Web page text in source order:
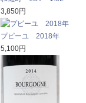
3,850円
プピーユ 2018年
5,100円